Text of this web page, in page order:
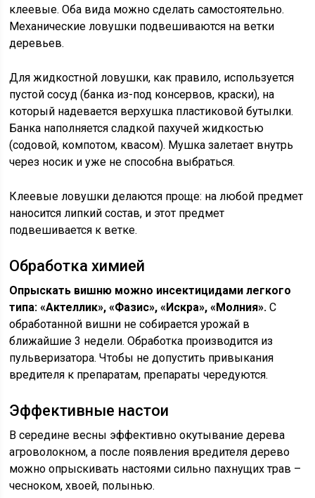
клеевые. Оба вида можно сделать самостоятельно.
Механические ловушки подвешиваются на ветки
деревьев.
Для жидкостной ловушки, как правило, используется
пустой сосуд (банка из-под консервов, краски), на
который надевается верхушка пластиковой бутылки.
Банка наполняется сладкой пахучей жидкостью
(содовой, компотом, квасом). Мушка залетает внутрь
через носик и уже не способна выбраться.
Клеевые ловушки делаются проще: на любой предмет
наносится липкий состав, и этот предмет
подвешивается к ветке.
Обработка химией
Опрыскать вишню можно инсектицидами легкого
типа: «Актеллик», «Фазис», «Искра», «Молния». С
обработанной вишни не собирается урожай в
ближайшие 3 недели. Обработка производится из
пульверизатора. Чтобы не допустить привыкания
вредителя к препаратам, препараты чередуются.
Эффективные настои
В середине весны эффективно окутывание дерева
агроволокном, а после появления вредителя дерево
можно опрыскивать настоями сильно пахнущих трав –
чесноком, хвоей, полынью.